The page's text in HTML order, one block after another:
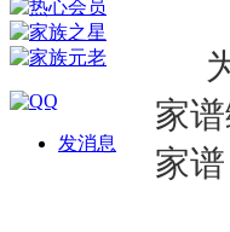
发消息
为
家
家
召